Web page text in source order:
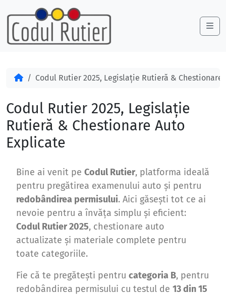
Skip to content
Skip to footer
AcasăCodul Rutier 2025, Legislație Rutieră &
Codul Rutier 2025, Legislație
Rutieră & Chestionare Auto
Explicate
Bine ai venit pe Codul Rutier, platforma ideală
pentru pregătirea examenului auto și pentru
redobândirea permisului. Aici găsești tot ce ai
nevoie pentru a învăța simplu și eficient:
Codul Rutier 2025, chestionare auto
actualizate și materiale complete pentru
toate categoriile.
Fie că te pregătești pentru categoria B, pentru
redobândirea permisului cu testul de 13 din 15